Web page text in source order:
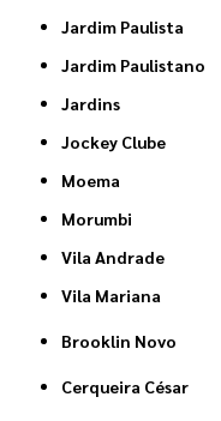
Jardim Paulista
Jardim Paulistano
Jardins
Jockey Clube
Moema
Morumbi
Vila Andrade
Vila Mariana
Brooklin Novo
Cerqueira César